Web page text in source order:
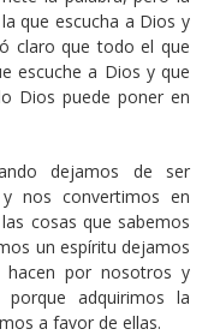
que escucha a Dios y
claro que todo el que
escuche a Dios y que
Dios puede poner en
dejamos de ser
nos convertimos en
cosas que sabemos
un espíritu dejamos
por nosotros y
adquirimos la
a favor de ellas.